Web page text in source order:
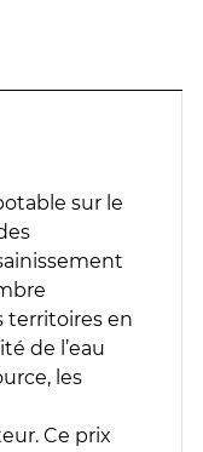
sur le
territoires en
de l’eau
les
Ce prix